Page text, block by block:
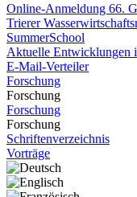
Online-Anmeldung 66.
Trierer
SummerSchool
Aktuelle Entwicklungen
E-Mail-Verteiler
Forschung
Forschung
Forschung
Forschung
Schriftenverzeichnis
Vorträge